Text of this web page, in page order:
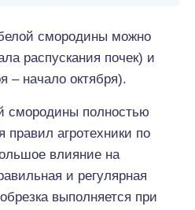
смородины можно
распускания почек) и
– начало октября).
смородины полностью
правил агротехники по
влияние на
и регулярная
выполняется при